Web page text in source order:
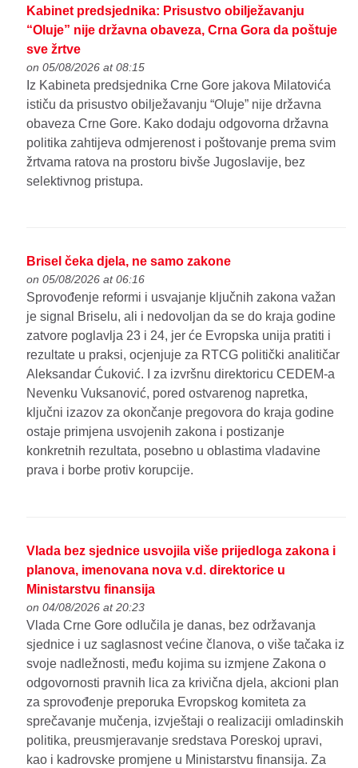
Kabinet predsjednika: Prisustvo obilježavanju
“Oluje” nije državna obaveza, Crna Gora da poštuje
sve žrtve
on 05/08/2026 at 08:15
Iz Kabineta predsjednika Crne Gore jakova Milatovića
ističu da prisustvo obilježavanju “Oluje” nije državna
obaveza Crne Gore. Kako dodaju odgovorna državna
politika zahtijeva odmjerenost i poštovanje prema svim
žrtvama ratova na prostoru bivše Jugoslavije, bez
selektivnog pristupa.
Brisel čeka djela, ne samo zakone
on 05/08/2026 at 06:16
Sprovođenje reformi i usvajanje ključnih zakona važan
je signal Briselu, ali i nedovoljan da se do kraja godine
zatvore poglavlja 23 i 24, jer će Evropska unija pratiti i
rezultate u praksi, ocjenjuje za RTCG politički analitičar
Aleksandar Ćuković. I za izvršnu direktoricu CEDEM-a
Nevenku Vuksanović, pored ostvarenog napretka,
ključni izazov za okončanje pregovora do kraja godine
ostaje primjena usvojenih zakona i postizanje
konkretnih rezultata, posebno u oblastima vladavine
prava i borbe protiv korupcije.
Vlada bez sjednice usvojila više prijedloga zakona i
planova, imenovana nova v.d. direktorice u
Ministarstvu finansija
on 04/08/2026 at 20:23
Vlada Crne Gore odlučila je danas, bez održavanja
sjednice i uz saglasnost većine članova, o više tačaka iz
svoje nadležnosti, među kojima su izmjene Zakona o
odgovornosti pravnih lica za krivična djela, akcioni plan
za sprovođenje preporuka Evropskog komiteta za
sprečavanje mučenja, izvještaji o realizaciji omladinskih
politika, preusmjeravanje sredstava Poreskoj upravi,
kao i kadrovske promjene u Ministarstvu finansija. Za